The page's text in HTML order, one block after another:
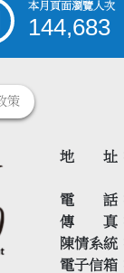
本月頁面瀏覽人次
144,683
策
地 址
電 話
傳 真
陳情系統
電子信箱